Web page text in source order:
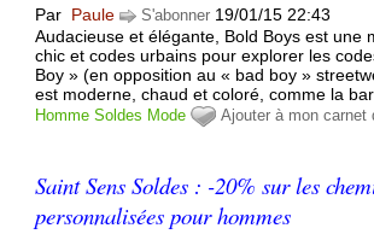
Par Paule S'abonner 19/01/15 22:43
Audacieuse et élégante, Bold Boys est une
chic et codes urbains pour explorer les
Boy » (en opposition au « bad boy »
est moderne, chaud et coloré, comme la
Homme Soldes Mode Ajouter à mon carnet
Saint Sens Soldes : -20% sur les
personnalisées pour hommes